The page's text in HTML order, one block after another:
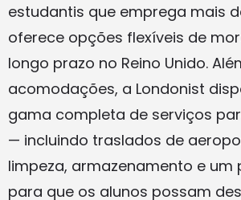
estudantis que emprega mais
oferece opções flexíveis de
longo prazo no Reino Unido.
acomodações, a Londonist
gama completa de serviços
— incluindo traslados de
limpeza, armazenamento e um
para que os alunos possam